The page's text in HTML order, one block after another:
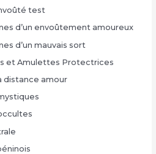
test
d’un envoûtement amoureux
d’un mauvais sort
et Amulettes Protectrices
distance amour